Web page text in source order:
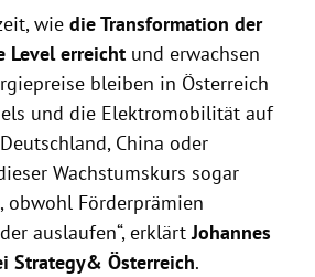
wie die Transformation der
Level erreicht und erwachsen
bleiben in Österreich
und die Elektromobilität auf
China oder
Wachstumskurs sogar
obwohl Förderprämien
auslaufen“, erklärtJohannes
Strategy& Österreich.